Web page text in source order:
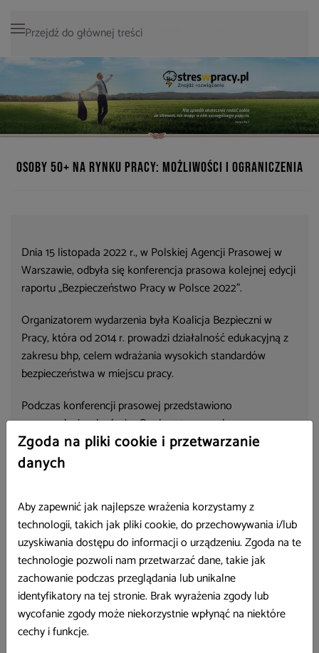
Przejdź do głównej treści
Osoby 50+ na rynku pracy: możliwości i ograniczenia
Dnia 15 listopada 2022 r., w Polskiej Agencji Prasowej w
Warszawie, odbyła się konferencja prasowa kolejnej edycji
raportu „Bezpieczeństwo Pracy w Polsce 2022”.
Organizatorem wydarzenia była Koalicja Bezpieczni w
Pracy, która od 2014 r. prowadzi działalność edukacyjną z
zakresu bhp, celem wdrażania wysokich standardów
bezpieczeństwa w miejscu pracy.
Podczas konferencji prasowej przedstawiono
sprawozdanie z badania „Osoby 50+ na rynku pracy:
możliwości i ograniczenia”, opinię pracodawców i
pracowników na temat sytuacji tej grupy wiekowej na
rynku pracy oraz stanowisko ekspertów zaproszonych
Wybrane fragmenty raportu zostały skomentowane przez
psychologów z Departamentu Prewencji i Promocji w
Głównym Inspektoracie Pracy, w formie pisemnej i
krótkiego nagrania, które zostało zaprezentowane
podczas konferencji.
Wydarzenie wzbudziło ogromne zainteresowanie mediów. .
Zgoda na pliki cookie i przetwarzanie
danych
Aby zapewnić jak najlepsze wrażenia korzystamy z
technologii, takich jak pliki cookie, do przechowywania i/lub
uzyskiwania dostępu do informacji o urządzeniu. Zgoda na te
technologie pozwoli nam przetwarzać dane, takie jak
zachowanie podczas przeglądania lub unikalne
identyfikatory na tej stronie. Brak wyrażenia zgody lub
wycofanie zgody może niekorzystnie wpłynąć na niektóre
cechy i funkcje.